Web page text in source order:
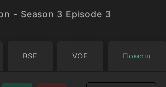
- Season 3 Episode 3
BSE VOE Помощ